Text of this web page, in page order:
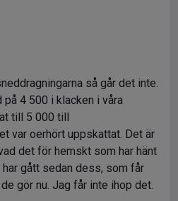
så går det inte.
4 500 i klacken i våra
till 5 000 till
var oerhört uppskattat. Det är
det för hemskt som har hänt
gått sedan dess, som får
gör nu. Jag får inte ihop det.